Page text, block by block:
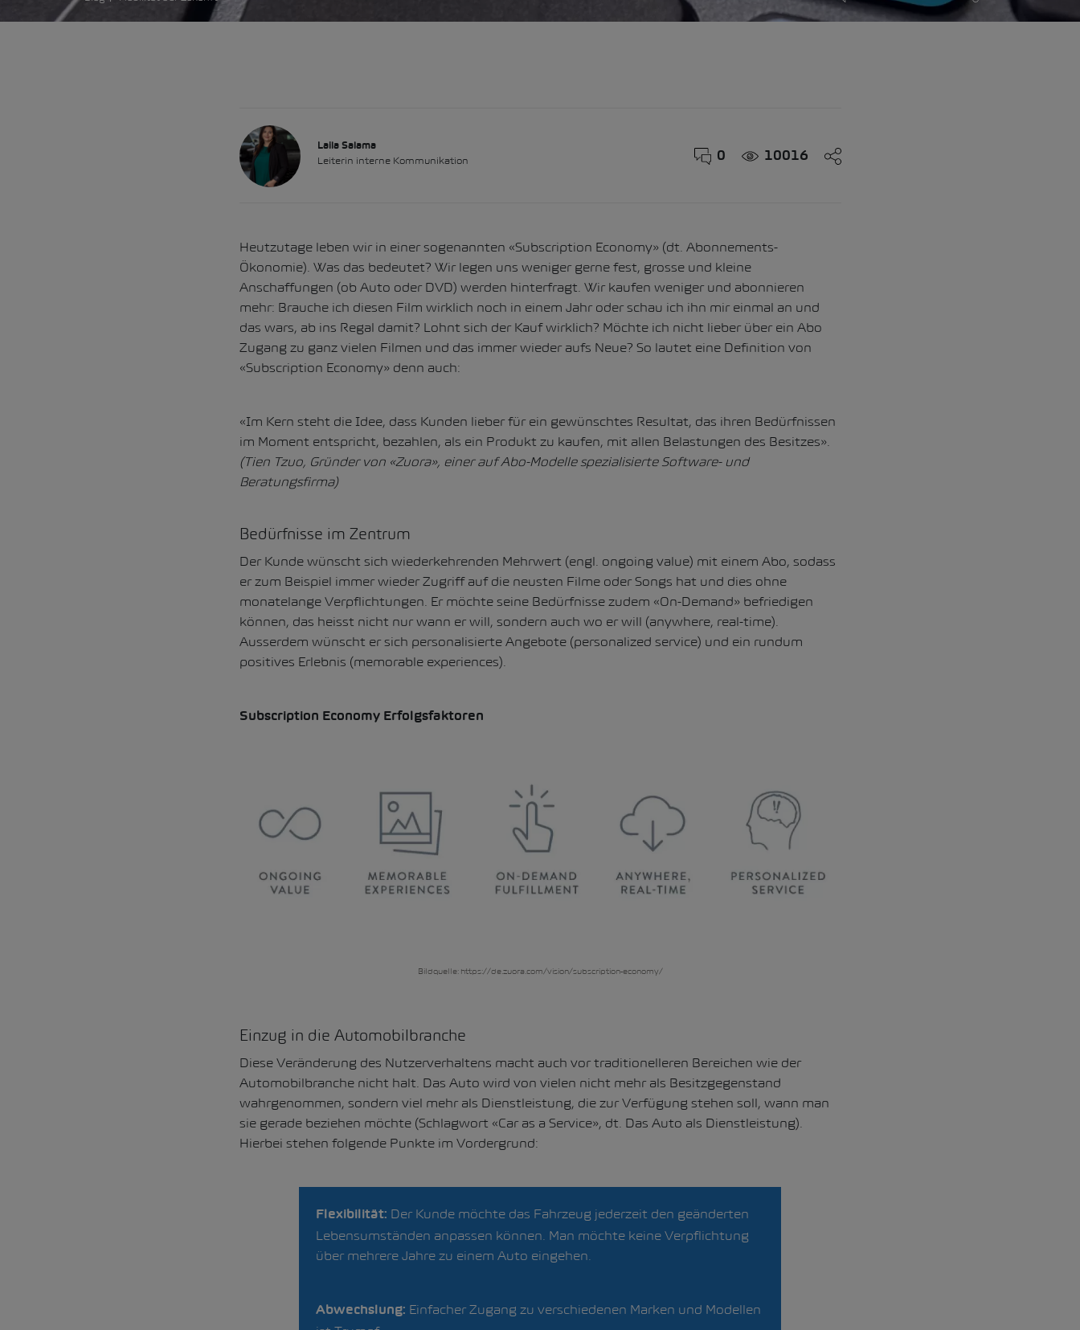
Laila Salama
Leiterin interne Kommunikation 0 10016
Heutzutage leben wir in einer sogenannten «Subscription Economy» (dt. Abonnements-
Ökonomie). Was das bedeutet? Wir legen uns weniger gerne fest, grosse und kleine
Anschaffungen (ob Auto oder DVD) werden hinterfragt. Wir kaufen weniger und abonnieren
mehr: Brauche ich diesen Film wirklich noch in einem Jahr oder schau ich ihn mir einmal an und
das wars, ab ins Regal damit? Lohnt sich der Kauf wirklich? Möchte ich nicht lieber über ein Abo
Zugang zu ganz vielen Filmen und das immer wieder aufs Neue? So lautet eine Definition von
«Subscription Economy» denn auch:
«Im Kern steht die Idee, dass Kunden lieber für ein gewünschtes Resultat, das ihren Bedürfnissen
im Moment entspricht, bezahlen, als ein Produkt zu kaufen, mit allen Belastungen des Besitzes».
(Tien Tzuo, Gründer von «Zuora», einer auf Abo-Modelle spezialisierte Software- und
Beratungsfirma)
Bedürfnisse im Zentrum
Der Kunde wünscht sich wiederkehrenden Mehrwert (engl. ongoing value) mit einem Abo, sodass
er zum Beispiel immer wieder Zugriff auf die neusten Filme oder Songs hat und dies ohne
monatelange Verpflichtungen. Er möchte seine Bedürfnisse zudem «On-Demand» befriedigen
können, das heisst nicht nur wann er will, sondern auch wo er will (anywhere, real-time).
Ausserdem wünscht er sich personalisierte Angebote (personalized service) und ein rundum
positives Erlebnis (memorable experiences).
Subscription Economy Erfolgsfaktoren
Bildquelle: https://de.zuora.com/vision/subscription-economy/
Einzug in die Automobilbranche
Diese Veränderung des Nutzerverhaltens macht auch vor traditionelleren Bereichen wie der
Automobilbranche nicht halt. Das Auto wird von vielen nicht mehr als Besitzgegenstand
wahrgenommen, sondern viel mehr als Dienstleistung, die zur Verfügung stehen soll, wann man
sie gerade beziehen möchte (Schlagwort «Car as a Service», dt. Das Auto als Dienstleistung).
Hierbei stehen folgende Punkte im Vordergrund:
Flexibilität: Der Kunde möchte das Fahrzeug jederzeit den geänderten
Lebensumständen anpassen können. Man möchte keine Verpflichtung
über mehrere Jahre zu einem Auto eingehen.
Abwechslung: Einfacher Zugang zu verschiedenen Marken und Modellen